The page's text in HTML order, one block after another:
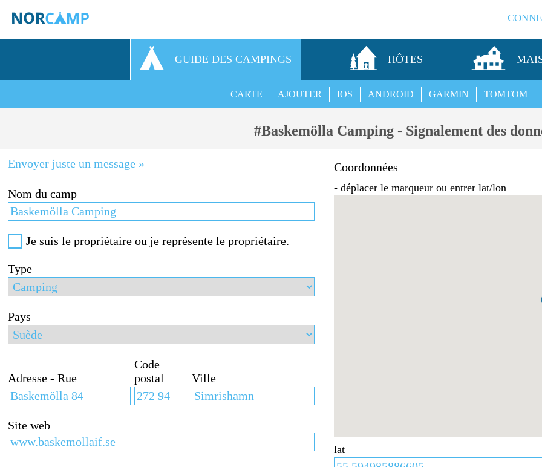
GUIDE DES CAMPINGS HÔTES
TOMTOM
GARMIN
ANDROID
IOS
AJOUTER
CARTE
#Baskemölla Camping - Signalement des
Envoyer juste un message »
Nom du camp
Je suis le propriétaire ou je représente le propriétaire.
Type
Pays
Adresse - Rue
Code
postal
Ville
Site web
Coordonnées
- déplacer le marqueur ou entrer lat/lon
lat